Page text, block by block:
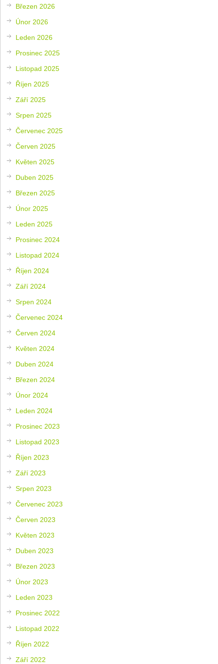
Březen 2026
Únor 2026
Leden 2026
Prosinec 2025
Listopad 2025
Říjen 2025
Září 2025
Srpen 2025
Červenec 2025
Červen 2025
Květen 2025
Duben 2025
Březen 2025
Únor 2025
Leden 2025
Prosinec 2024
Listopad 2024
Říjen 2024
Září 2024
Srpen 2024
Červenec 2024
Červen 2024
Květen 2024
Duben 2024
Březen 2024
Únor 2024
Leden 2024
Prosinec 2023
Listopad 2023
Říjen 2023
Září 2023
Srpen 2023
Červenec 2023
Červen 2023
Květen 2023
Duben 2023
Březen 2023
Únor 2023
Leden 2023
Prosinec 2022
Listopad 2022
Říjen 2022
Září 2022